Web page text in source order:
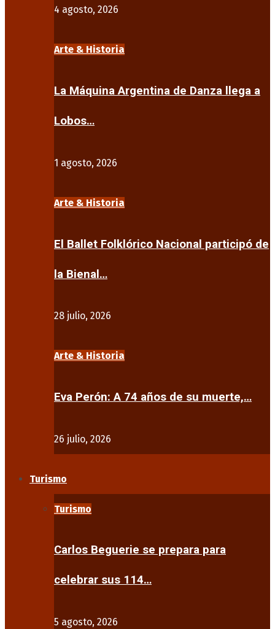
4 agosto, 2026
Arte & Historia
La Máquina Argentina de Danza llega a
Lobos…
1 agosto, 2026
Arte & Historia
El Ballet Folklórico Nacional participó de
la Bienal…
28 julio, 2026
Arte & Historia
Eva Perón: A 74 años de su muerte,…
26 julio, 2026
Turismo
Turismo
Carlos Beguerie se prepara para
celebrar sus 114…
5 agosto, 2026